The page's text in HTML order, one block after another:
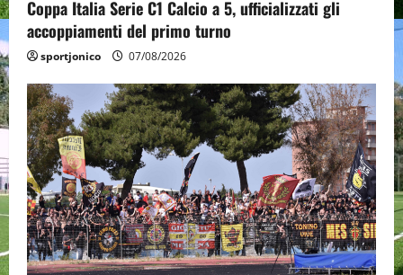
Coppa Italia Serie C1 Calcio a 5, ufficializzati gli
accoppiamenti del primo turno
sportjonico 07/08/2026